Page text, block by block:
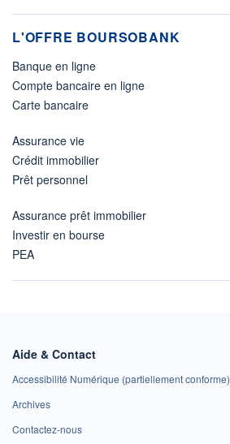
L'OFFRE BOURSOBANK
Banque en ligne
Compte bancaire en ligne
Carte bancaire
Assurance vie
Crédit immobilier
Prêt personnel
Assurance prêt immobilier
Investir en bourse
PEA
Aide & Contact
Accessibilité Numérique (partiellement conforme)
Archives
Contactez-nous